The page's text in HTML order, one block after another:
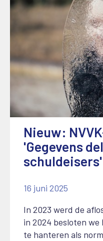
Nieuw:
'Gegevens
schuldeisers'
16 juni 2025
In 2023 werd de
in 2024 besloten
te hanteren als